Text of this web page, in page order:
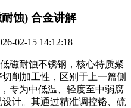
蚀) 合金讲解
02-15 14:12:18
磁耐蚀不锈钢，核心特质聚
削加工性，区别于上一篇侧
专为中低温、轻度至中弱腐
计。其通过精准调控铬、硫